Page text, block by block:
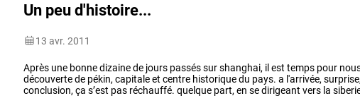
Un peu d'histoire...
13 avr. 2011
Après une bonnedizainede jours passéssurshanghai, ilest temps pour
découvertede pékin, capitaleet centre historiquedu pays. a l'arrivée, surprise,
conclusion, ça s’est pas réchauffé. quelque part, en sedirigeant vers la